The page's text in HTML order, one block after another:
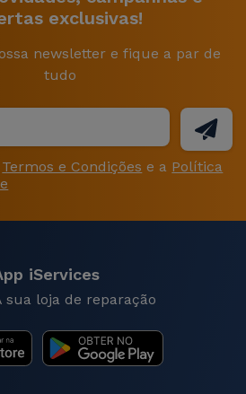
exclusivas!
newsletter e fique a par de
tudo
Termos e Condições e a Política
iServices
sua loja de reparação